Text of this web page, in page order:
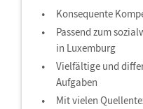
Konsequente
Passend zum
in Luxemburg
Vielfältige und
Aufgaben
Mit vielen